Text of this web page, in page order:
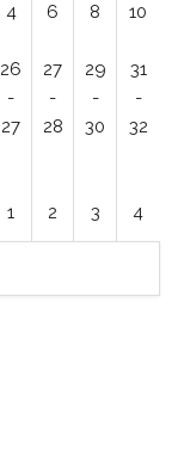
4 6 8 10
26
-
27
27
-
28
29
-
30
31
-
32
1 2 3 4